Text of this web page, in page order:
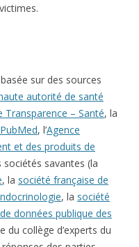
sur des sources
autorité de santé
Transparence – Santé, la
, l’Agence
et des produits de
sociétés savantes (la
, la société française de
, la société
données publique des
du collège d’experts du